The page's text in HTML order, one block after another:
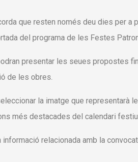
que resten només deu dies per a
del programa de les Festes
presentar les seues propostes
de les obres.
la imatge que representarà
més destacades del calendari
relacionada amb la